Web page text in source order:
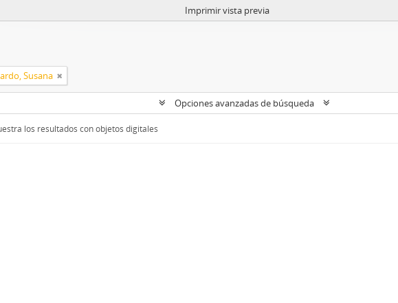
Imprimir vista previa
Susana
Opciones avanzadas de búsqueda
los resultados con objetos digitales